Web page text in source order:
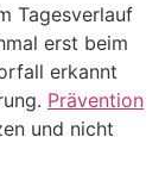
Tagesverlauf
erst beim
erkannt
Prävention
und nicht